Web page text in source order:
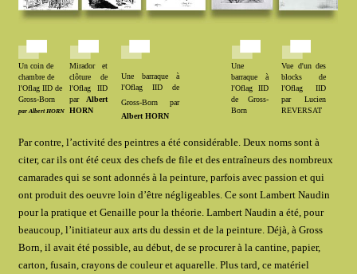
Un coin de
chambre de
l'Oflag IID de
Gross-Born
parAlbert HORN
Mirador et
clôture de
l'Oflag IID
par Albert
HORN
Une barraque à
l'Oflag IID de
Gross-Born
par
Albert HORN
Une
barraque à
l'Oflag IID
de Gross-
Born
Vue d'un des
blocks de
l'Oflag IID
par Lucien
REVERSAT
Par contre, l’activité des peintres a été considérable. Deux noms sont à
citer, car ils ont été ceux des chefs de file et des entraîneurs des nombreux
camarades qui se sont adonnés à la peinture, parfois avec passion et qui
ont produit des oeuvre loin d’être négligeables. Ce sont Lambert Naudin
pour la pratique et Genaille pour la théorie. Lambert Naudin a été, pour
beaucoup, l’initiateur aux arts du dessin et de la peinture. Déjà, à Gross
Born, il avait été possible, au début, de se procurer à la cantine, papier,
carton, fusain, crayons de couleur et aquarelle. Plus tard, ce matériel